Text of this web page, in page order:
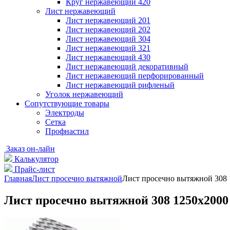
Круг нержавеющий 420
Лист нержавеющий
Лист нержавеющий 201
Лист нержавеющий 202
Лист нержавеющий 304
Лист нержавеющий 321
Лист нержавеющий 430
Лист нержавеющий декоративный
Лист нержавеющий перфорированный
Лист нержавеющий рифленый
Уголок нержавеющий
Cопутствующие товары
Электроды
Сетка
Профнастил
Заказ он-лайн
Калькулятор
Прайс-лист
ГлавнаяЛист просечно вытяжнойЛист просечно вытяжной 308
Лист просечно вытяжной 308 1250х2000